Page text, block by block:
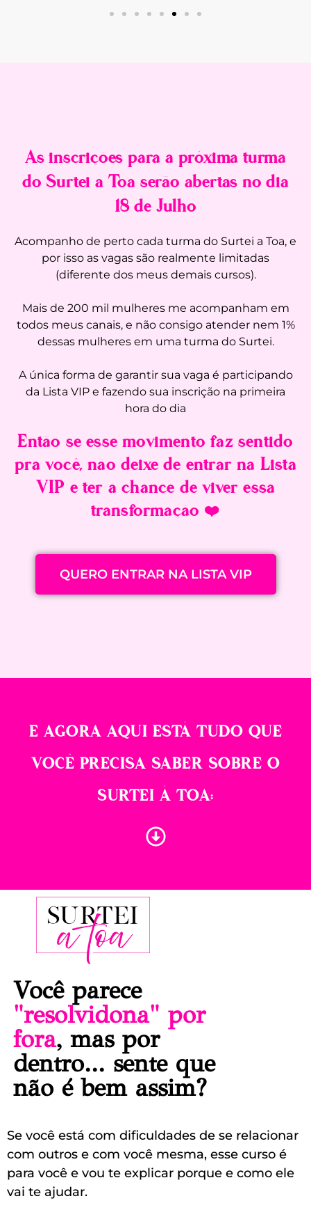
As inscrições para a próxima turma
do Surtei a Toa serão abertas no dia
18 de Julho
Acompanho de perto cada turma do Surtei a Toa, e
por isso as vagas são realmente limitadas
(diferente dos meus demais cursos).
Mais de 200 mil mulheres me acompanham em
todos meus canais, e não consigo atender nem 1%
dessas mulheres em uma turma do Surtei.
A única forma de garantir sua vaga é participando
da Lista VIP e fazendo sua inscrição na primeira
hora do dia
Então se esse movimento faz sentido
pra você, não deixe de entrar na Lista
VIP e ter a chance de viver essa
transformação ❤️
QUERO ENTRAR NA LISTA VIP
E AGORA AQUI ESTÁ TUDO QUE
VOCÊ PRECISA SABER SOBRE O
SURTEI À TOA:
Você parece
"resolvidona" por
fora, mas por
dentro... sente que
não é bem assim?
Se você está com dificuldades de se relacionar
com outros e com você mesma, esse curso é
para você e vou te explicar porque e como ele
vai te ajudar.